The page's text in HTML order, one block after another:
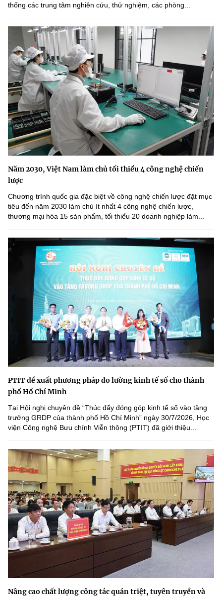
thống các trung tâm nghiên cứu, thử nghiệm, các phòng...
Năm 2030, Việt Nam làm chủ tối thiểu 4 công nghệ chiến
lược
Chương trình quốc gia đặc biệt về công nghệ chiến lược đặt mục
tiêu đến năm 2030 làm chủ ít nhất 4 công nghệ chiến lược,
thương mại hóa 15 sản phẩm, tối thiểu 20 doanh nghiệp làm...
PTIT đề xuất phương pháp đo lường kinh tế số cho thành
phố Hồ Chí Minh
Tại Hội nghị chuyên đề “Thúc đẩy đóng góp kinh tế số vào tăng
trưởng GRDP của thành phố Hồ Chí Minh” ngày 30/7/2026, Học
viện Công nghệ Bưu chính Viễn thông (PTIT) đã giới thiệu...
Nâng cao chất lượng công tác quán triệt, tuyên truyền và